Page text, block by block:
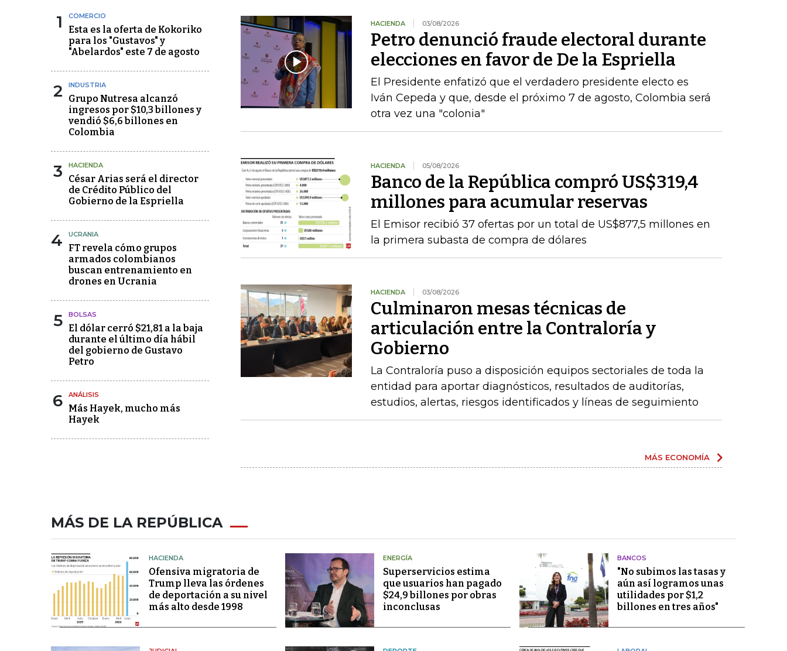
1 COMERCIO
Esta es la oferta de Kokoriko
para los "Gustavos" y
"Abelardos" este 7 de agosto
2 INDUSTRIA
Grupo Nutresa alcanzó
ingresos por $10,3 billones y
vendió $6,6 billones en
Colombia
3 HACIENDA
César Arias será el director
de Crédito Público del
Gobierno de la Espriella
4 UCRANIA
FT revela cómo grupos
armados colombianos
buscan entrenamiento en
drones en Ucrania
5 BOLSAS
El dólar cerró $21,81 a la baja
durante el último día hábil
del gobierno de Gustavo
Petro
6 ANÁLISIS
Más Hayek, mucho más
Hayek
HACIENDA 03/08/2026
Petro denunció fraude electoral durante
elecciones en favor de De la Espriella
El Presidente enfatizó que el verdadero presidente electo es
Iván Cepeda y que, desde el próximo 7 de agosto, Colombia será
otra vez una "colonia"
HACIENDA 05/08/2026
Banco de la República compró US$319,4
millones para acumular reservas
El Emisor recibió 37 ofertas por un total de US$877,5 millones en
la primera subasta de compra de dólares
HACIENDA 03/08/2026
Culminaron mesas técnicas de
articulación entre la Contraloría y
Gobierno
La Contraloría puso a disposición equipos sectoriales de toda la
entidad para aportar diagnósticos, resultados de auditorías,
estudios, alertas, riesgos identificados y líneas de seguimiento
MÁS ECONOMÍA
MÁS DE LA REPÚBLICA
HACIENDA
Ofensiva migratoria de
Trump lleva las órdenes
de deportación a su nivel
más alto desde 1998
ENERGÍA
Superservicios estima
que usuarios han pagado
$24,9 billones por obras
inconclusas
BANCOS
"No subimos las tasas y
aún así logramos unas
utilidades por $1,2
billones en tres años"